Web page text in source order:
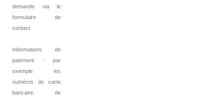
demande via le
formulaire de
contact
Informations de
paiement : par
exemple les
numéros de carte
bancaire, de